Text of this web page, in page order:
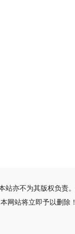
亦不为其版权负责
网站将立即予以删除！